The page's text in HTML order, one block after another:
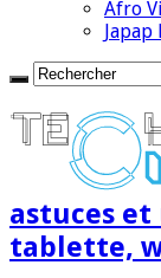
Afro
Japap
astuces
tablette,